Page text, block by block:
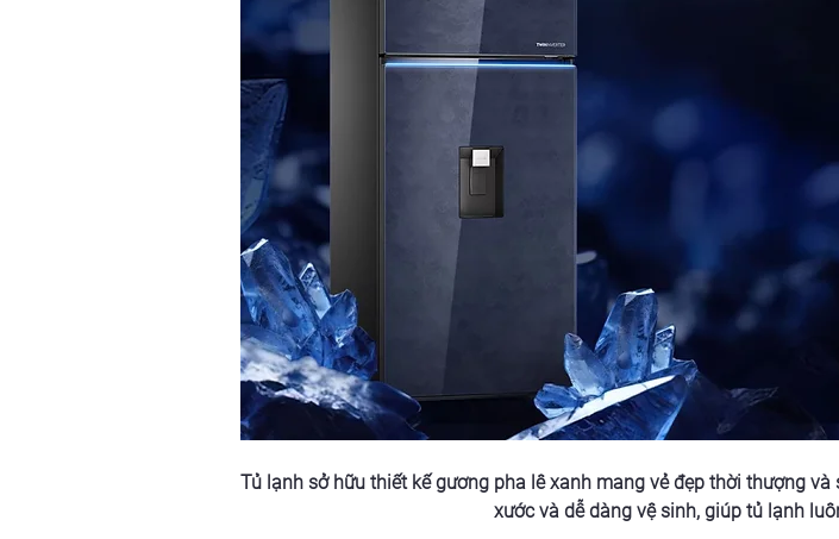
Tủ lạnh sở hữu thiết kế gương pha lê xanh mang vẻ đẹp thời thượng
xước và dễ dàng vệ sinh, giúp tủ lạnh